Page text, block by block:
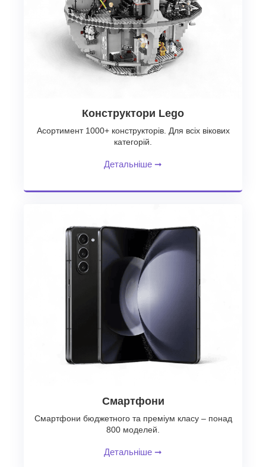
Конструктори Lego
Асортимент 1000+ конструкторів. Для всіх вікових
категорій.
Детальніше ➞
Смартфони
Смартфони бюджетного та преміум класу – понад
800 моделей.
Детальніше ➞